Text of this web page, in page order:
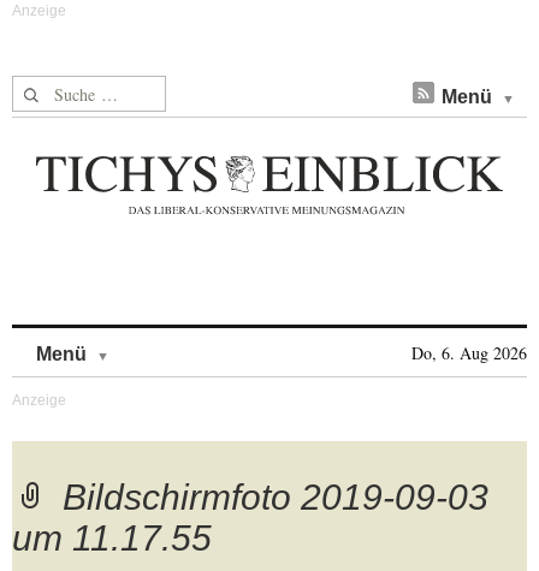
Suche nach: Menü
Menü Do, 6. Aug 2026
Bildschirmfoto 2019-09-03
um 11.17.55